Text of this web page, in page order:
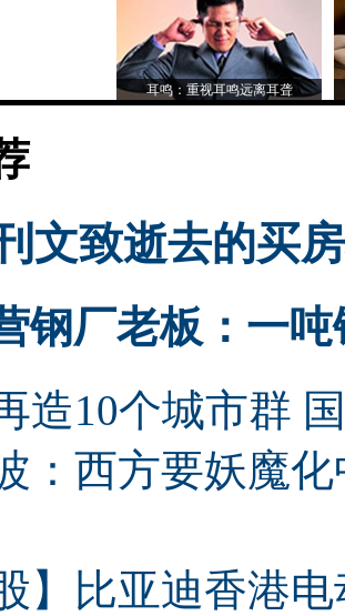
耳鸣：重视耳鸣远离耳聋
文致逝去的买
钢厂老板：一
造10个城市群
：西方要妖魔
】
比亚迪香港